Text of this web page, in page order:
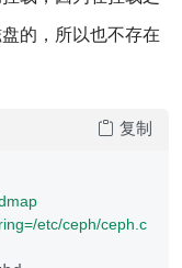
的，所以也不存在
etc/ceph/ceph.c
复制